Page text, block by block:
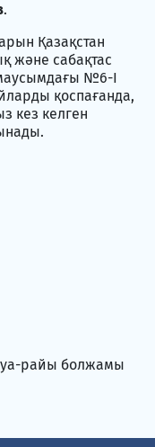
.
Қазақстан
және сабақтас
№6-I
қоспағанда,
кез келген
райы болжамы